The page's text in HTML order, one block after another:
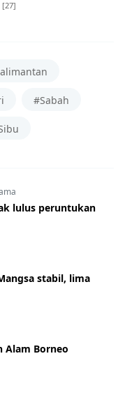
[27]
#Sabah
lulus peruntukan
stabil, lima
Alam Borneo